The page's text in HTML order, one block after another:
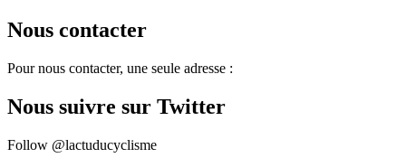
Nous contacter
Pour nous contacter, une seule adresse :
Nous suivre sur Twitter
Follow @lactuducyclisme